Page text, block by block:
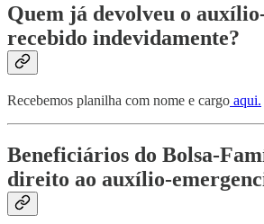
Quem já devolveu o
recebido indevidamente?
Recebemos planilha com nome e cargo aqui.
Beneficiários do Bolsa-
direito ao auxílio-